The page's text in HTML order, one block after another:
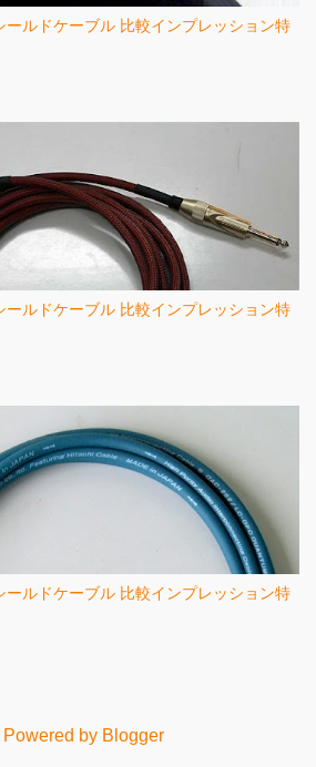
ルドケーブル 比較インプレッション特
ルドケーブル 比較インプレッション特
ルドケーブル 比較インプレッション特
Powered by Blogger